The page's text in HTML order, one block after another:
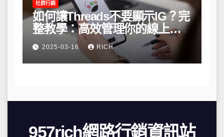
社群行銷
如何讓Threads不要顯示IG？完
整教學：高效管理你的線上隱
私與數據安全
2025-03-16 RICH
957rich網路行銷資訊站